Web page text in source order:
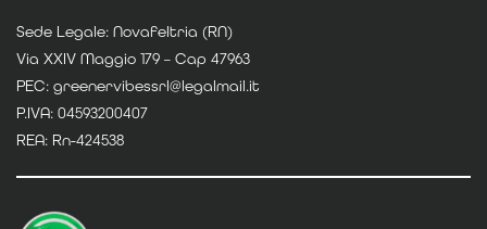
Sede Legale: Novafeltria (RN)
Via XXIV Maggio 179 – Cap 47963
PEC: greenervibessrl@legalmail.it
P.IVA: 04593200407
REA: Rn-424538